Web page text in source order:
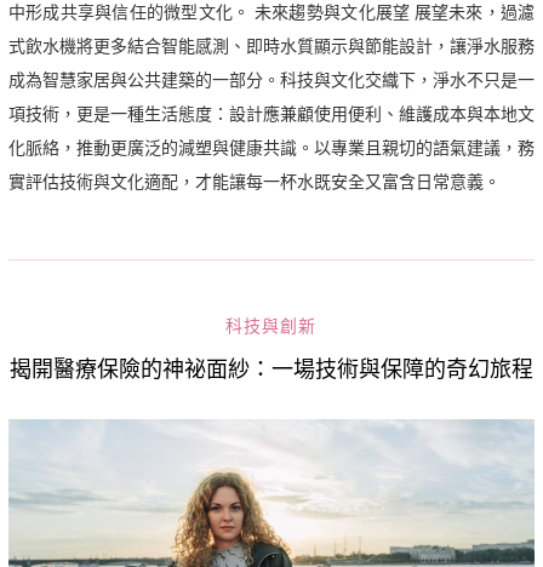
中形成共享與信任的微型文化。 未來趨勢與文化展望 展望未來，過濾
式飲水機將更多結合智能感測、即時水質顯示與節能設計，讓淨水服務
成為智慧家居與公共建築的一部分。科技與文化交織下，淨水不只是一
項技術，更是一種生活態度：設計應兼顧使用便利、維護成本與本地文
化脈絡，推動更廣泛的減塑與健康共識。以專業且親切的語氣建議，務
實評估技術與文化適配，才能讓每一杯水既安全又富含日常意義。
科技與創新
揭開醫療保險的神祕面紗：一場技術與保障的奇幻旅程